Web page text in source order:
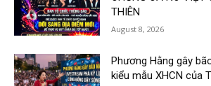
THIÊN
August 8, 2026
Phương Hằng gây
kiểu mẫu XHCN của